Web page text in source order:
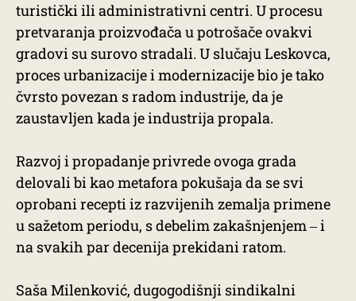
turistički ili administrativni centri. U procesu
pretvaranja proizvođača u potrošače ovakvi
gradovi su surovo stradali. U slučaju Leskovca,
proces urbanizacije i modernizacije bio je tako
čvrsto povezan s radom industrije, da je
zaustavljen kada je industrija propala.
Razvoj i propadanje privrede ovoga grada
delovali bi kao metafora pokušaja da se svi
oprobani recepti iz razvijenih zemalja primene
u sažetom periodu, s debelim zakašnjenjem ‒ i
na svakih par decenija prekidani ratom.
Saša Milenković, dugogodišnji sindikalni